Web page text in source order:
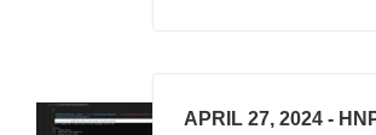
APRIL 27, 2024 -